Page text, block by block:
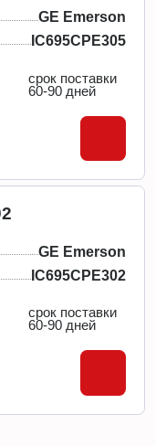
GE Emerson
IC695CPE305
срок поставки
60-90 дней
GE Emerson
IC695CPE302
срок поставки
60-90 дней